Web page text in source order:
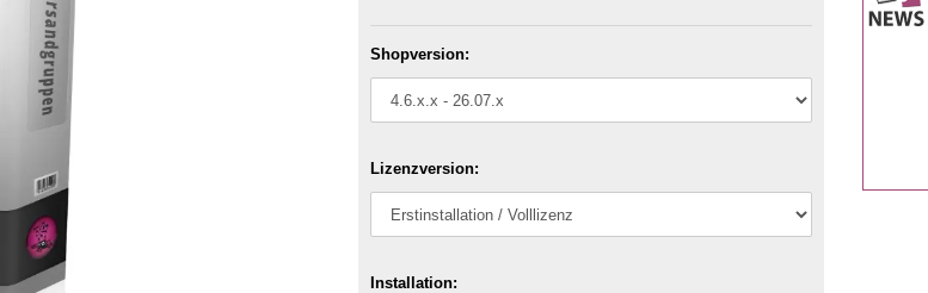
Shopversion:
Lizenzversion:
Installation: